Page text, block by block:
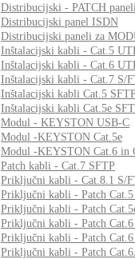
Distribucijski - PATCH
Distribucijski panel ISDN
Distribucijski paneli za
Inštalacijski kabli - Cat.5
Inštalacijski kabli - Cat.6
Inštalacijski kabli - Cat.7 S/
Inštalacijski kabli Cat.5 SFTP
Inštalacijski kabli Cat.5e
Modul - KEYSTON USB-C
Modul -KEYSTON Cat.5e
Modul -KEYSTON Cat.6 in
Patch kabli - Cat.7 SFTP
Priključni kabli - Cat.8.1 S/
Priključni kabli - Patch
Priključni kabli - Patch
Priključni kabli - Patch Cat.6
Priključni kabli - Patch
Priključni kabli - Patch